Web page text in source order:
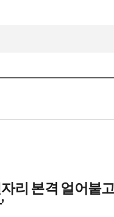
리 본격 얼어붙